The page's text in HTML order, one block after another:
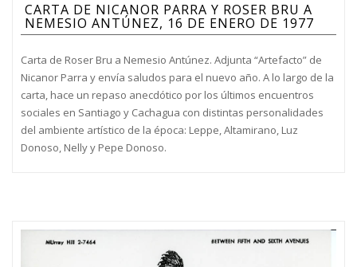
CARTA DE NICANOR PARRA Y ROSER BRU A
NEMESIO ANTÚNEZ, 16 DE ENERO DE 1977
Carta de Roser Bru a Nemesio Antúnez. Adjunta “Artefacto” de
Nicanor Parra y envía saludos para el nuevo año. A lo largo de la
carta, hace un repaso anecdótico por los últimos encuentros
sociales en Santiago y Cachagua con distintas personalidades
del ambiente artístico de la época: Leppe, Altamirano, Luz
Donoso, Nelly y Pepe Donoso.